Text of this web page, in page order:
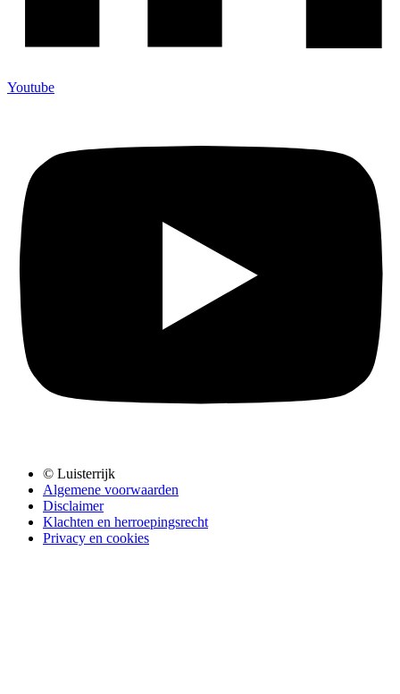
Youtube
© Luisterrijk
Algemene voorwaarden
Disclaimer
Klachten en herroepingsrecht
Privacy en cookies